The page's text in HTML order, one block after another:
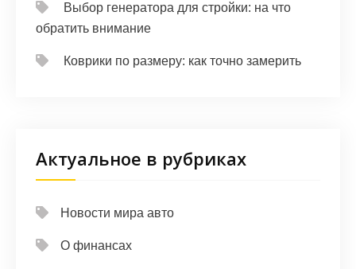
Выбор генератора для стройки: на что
обратить внимание
Коврики по размеру: как точно замерить
Актуальное в рубриках
Новости мира авто
О финансах